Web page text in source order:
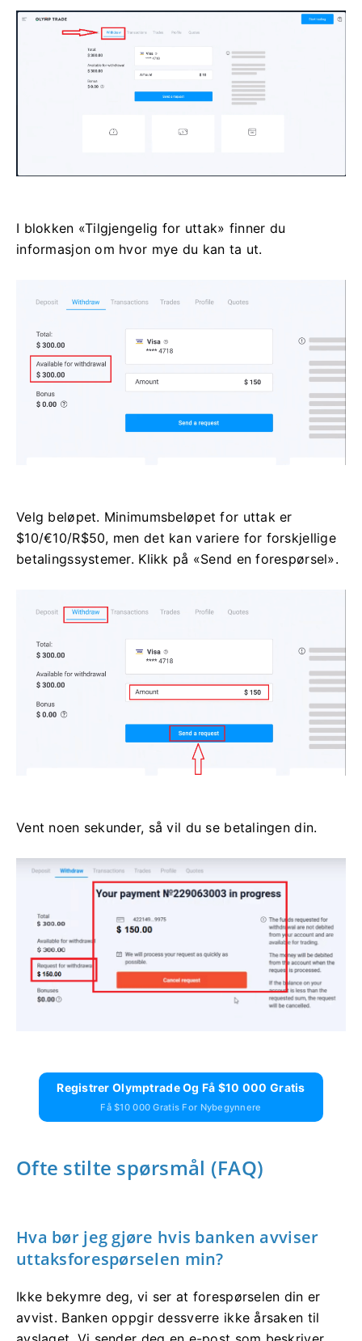
I blokken «Tilgjengelig for uttak» finner du
informasjon om hvor mye du kan ta ut.
Velg beløpet. Minimumsbeløpet for uttak er
$10/€10/R$50, men det kan variere for forskjellige
betalingssystemer. Klikk på «Send en forespørsel».
Vent noen sekunder, så vil du se betalingen din.
Registrer Olymptrade Og Få $10 000 Gratis
Få $10 000 Gratis For Nybegynnere
Ofte stilte spørsmål (FAQ)
Hva bør jeg gjøre hvis banken avviser
uttaksforespørselen min?
Ikke bekymre deg, vi ser at forespørselen din er
avvist. Banken oppgir dessverre ikke årsaken til